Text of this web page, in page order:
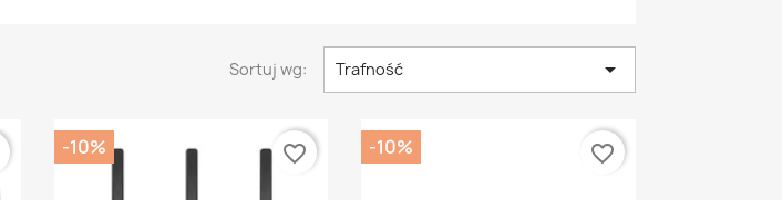
Sortuj wg: Trafność 
-10% favorite_border -10% favorite_border